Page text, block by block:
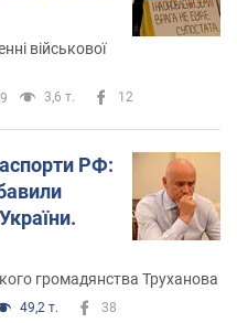
військової
3,6 т. 12
РФ:
громадянства Труханова
49,2 т. 38